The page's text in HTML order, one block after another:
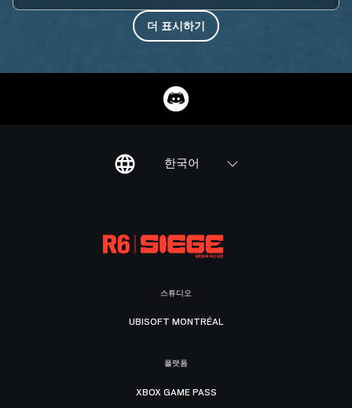
더 표시하기
한국어
스튜디오
UBISOFT MONTRÉAL
플랫폼
XBOX GAME PASS